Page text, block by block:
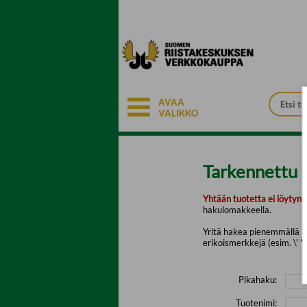
AVAA
VALIKKO
Tarkennettu
Yhtään tuotetta ei löytynyt.
hakulomakkeella.
Yritä hakea pienemmällä
erikoismerkkejä (esim. \' "
Pikahaku:
Tuotenimi: